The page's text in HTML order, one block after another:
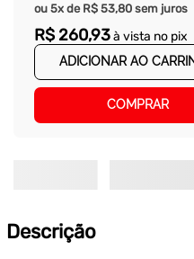
ou 5x de R$ 53,80 sem juros
R$ 260,93à vista no pix
ADICIONAR AO
COMPRAR
Descrição